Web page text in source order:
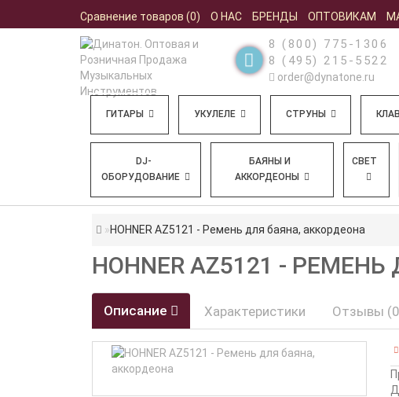
Сравнение товаров (0) О НАС БРЕНДЫ ОПТОВИКАМ
8 (800) 775-1306
8 (495) 215-5522
order@dynatone.ru
ГИТАРЫ УКУЛЕЛЕ СТРУНЫ
DJ-
ОБОРУДОВАНИЕ
БАЯНЫ И
АККОРДЕОНЫ
СВЕТ
HOHNER AZ5121 - Ремень для баяна, аккордеона
HOHNER AZ5121 -
Описание Характеристики Отзывы